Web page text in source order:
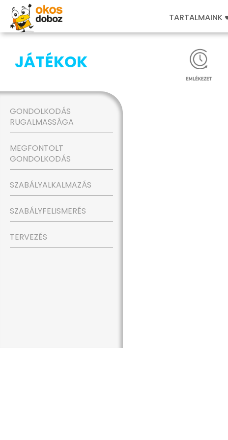
TARTALMAINK
JÁTÉKOK
GONDOLKODÁS
RUGALMASSÁGA
MEGFONTOLT
GONDOLKODÁS
SZABÁLYALKALMAZÁS
SZABÁLYFELISMERÉS
TERVEZÉS